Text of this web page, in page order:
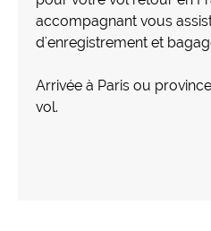
accompagnant vous
d'enregistrement et
Arrivée à Paris ou
vol.